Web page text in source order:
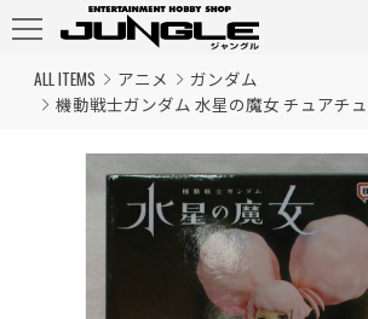
ALL ITEMS アニメ
ガンダム
機動戦士ガンダム 水星の魔女 チュアチ